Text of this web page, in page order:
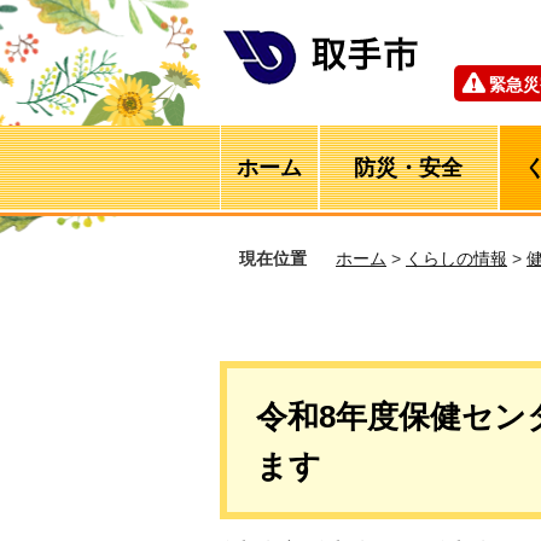
緊急
ホーム 防災・安全
現在位置 ホーム > くらしの情報 >
令和8年度保健セ
ます